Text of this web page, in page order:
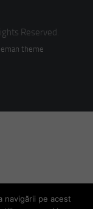
Reserved.
theme
navigării pe acest